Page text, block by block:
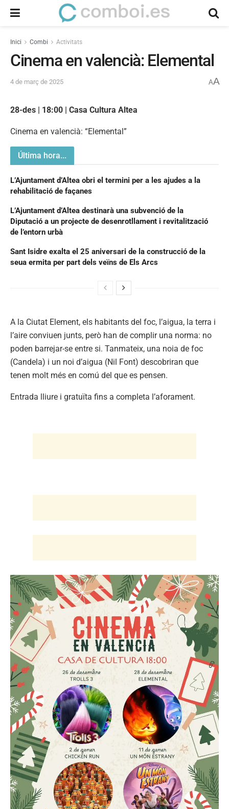
Inici Combi Activitats
Cinema en valencià: Elemental
4 de març de 2025 AA
28-des | 18:00 | Casa Cultura Altea
Cinema en valencià: “Elemental”
Última hora...
L’Ajuntament d’Altea obri el termini per a les ajudes a la
rehabilitació de façanes
L’Ajuntament d’Altea destinarà una subvenció de la
Diputació a un projecte de desenrotllament i revitalització
de l’entorn urbà
Sant Isidre exalta el 25 aniversari de la construcció de la
seua ermita per part dels veïns de Els Arcs
A la Ciutat Element, els habitants del foc, l’aigua, la terra i
l’aire conviuen junts, però han de complir una norma: no
poden barrejar-se entre si. Tanmateix, una noia de foc
(Candela) i un noi d’aigua (Nil Font) descobriran que
tenen molt més en comú del que es pensen.
Entrada lliure i gratuïta fins a completa l’aforament.